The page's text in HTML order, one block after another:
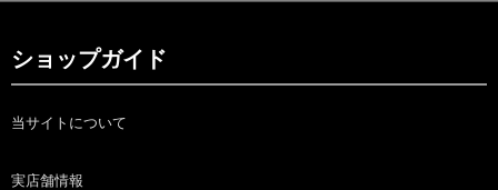
ショップガイド
当サイトについて
実店舗情報